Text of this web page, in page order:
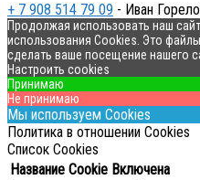
+ 7 908 514 79 09 - Иван
Продолжая использовать наш
использования Cookies. Это
сделать ваше посещение нашего
Настроить cookies
Принимаю
Не принимаю
Мы используем Cookies
Политика в отношении Cookies
Список Cookies
Название Cookie Включена